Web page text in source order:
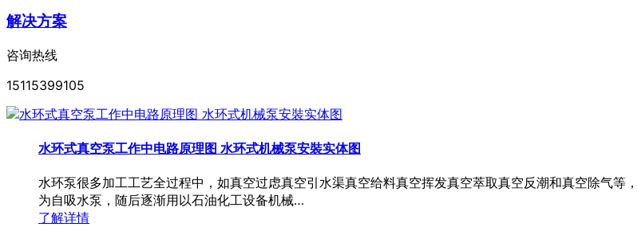
解决方案
咨询热线
15115399105
水环式真空泵工作中电路原理图 水环式机械泵安裝实体图
水环泵很多加工工艺全过程中，如真空过虑真空引水渠真空给料真空挥发真空萃取真空反潮和真空除气
为自吸水泵，随后逐渐用以石油化工设备机械…
了解详情